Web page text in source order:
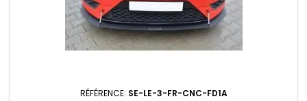
RÉFÉRENCE: SE-LE-3-FR-CNC-FD1A